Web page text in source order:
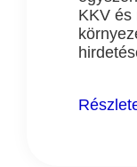
KKV és